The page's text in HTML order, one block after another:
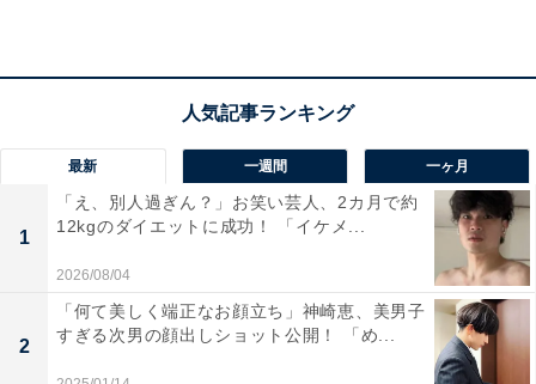
最新 一週間 一ヶ月
1
「え、別人過ぎん？」お笑い芸人、2カ月で約
12kgのダイエットに成功！ 「イケメ...
2026/08/04
2
「何て美しく端正なお顔立ち」神崎恵、美男子
すぎる次男の顔出しショット公開！ 「め...